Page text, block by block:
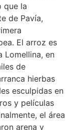
que la
de Pavía,
El arroz es
Lomellina, en
de
hierbas
esculpidas en
y películas
el área
arena y